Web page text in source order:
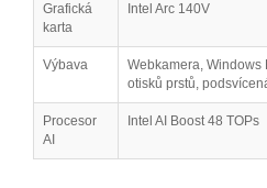
Grafická
karta
Intel Arc 140V
Výbava
Webkamera, Windows
otisků prstů,
Procesor
AI
Intel AI Boost 48 TOPs